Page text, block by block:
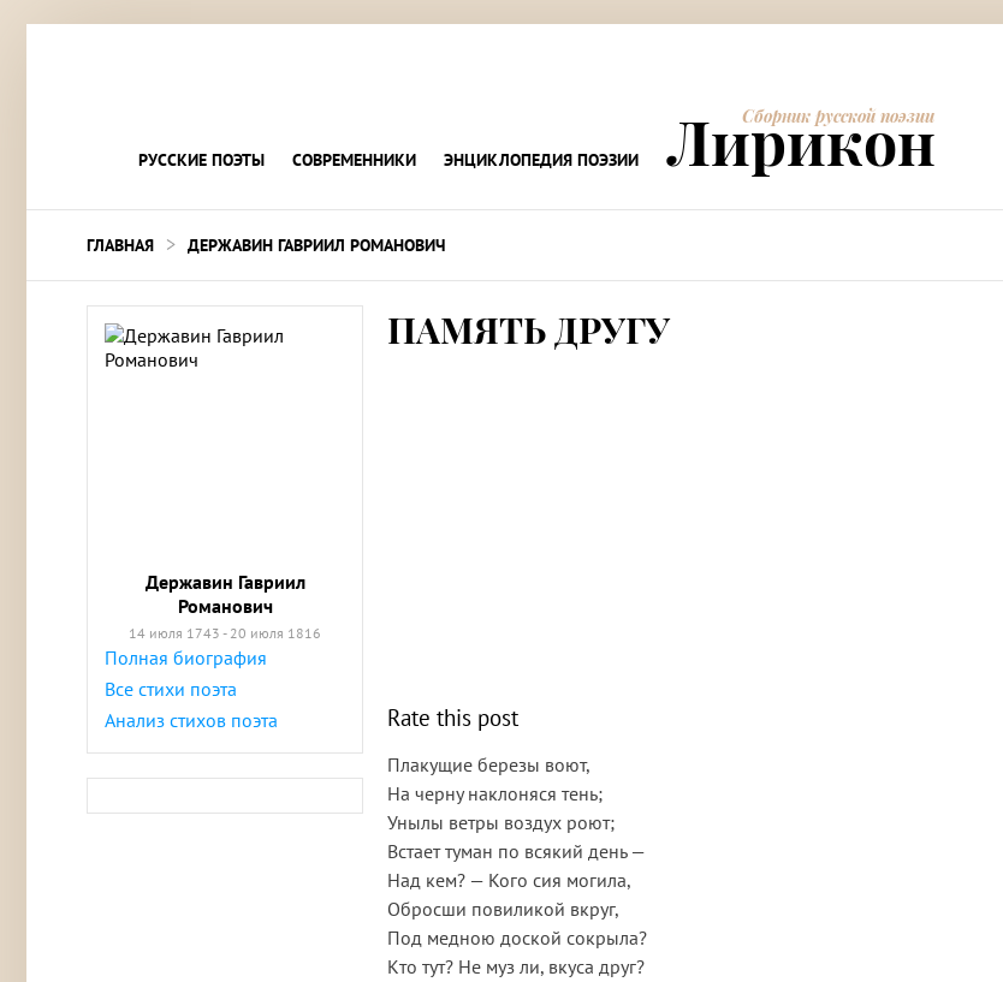
РУССКИЕ ПОЭТЫ СОВРЕМЕННИКИ ЭНЦИКЛОПЕДИЯ ПОЭЗИИ
Сборник русской поэзии
Лирикон
ГЛАВНАЯ > ДЕРЖАВИН ГАВРИИЛ РОМАНОВИЧ
Державин Гавриил
Романович
14 июля 1743 - 20 июля 1816
Полная биография
Все стихи поэта
Анализ стихов поэта
ПАМЯТЬ ДРУГУ
Rate this post
Плакущие березы воют,
На черну наклоняся тень;
Унылы ветры воздух роют;
Встает туман по всякий день —
Над кем? — Кого сия могила,
Обросши повиликой вкруг,
Под медною доской сокрыла?
Кто тут? Не муз ли, вкуса друг?